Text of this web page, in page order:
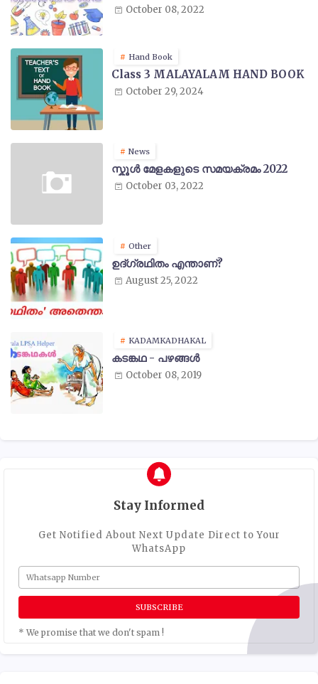
October 08, 2022
Hand Book
Class 3 MALAYALAM HAND BOOK
October 29, 2024
News
സ്കൂൾ മേളകളുടെ സമയക്രമം 2022
October 03, 2022
Other
ഉദ്ഗ്രഥിതം എന്താണ്?
August 25, 2022
KADAMKADHAKAL
കടങ്കഥ - പഴങ്ങൾ
October 08, 2019
Stay Informed
Get Notified About Next Update Direct to Your
WhatsApp
* We promise that we don't spam !